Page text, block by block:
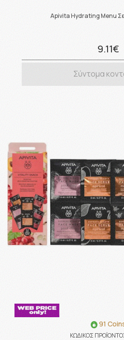
Apivita Hydrating Menu
9.11€
Σύντομα
91
ΚΩΔΙΚΟΣ